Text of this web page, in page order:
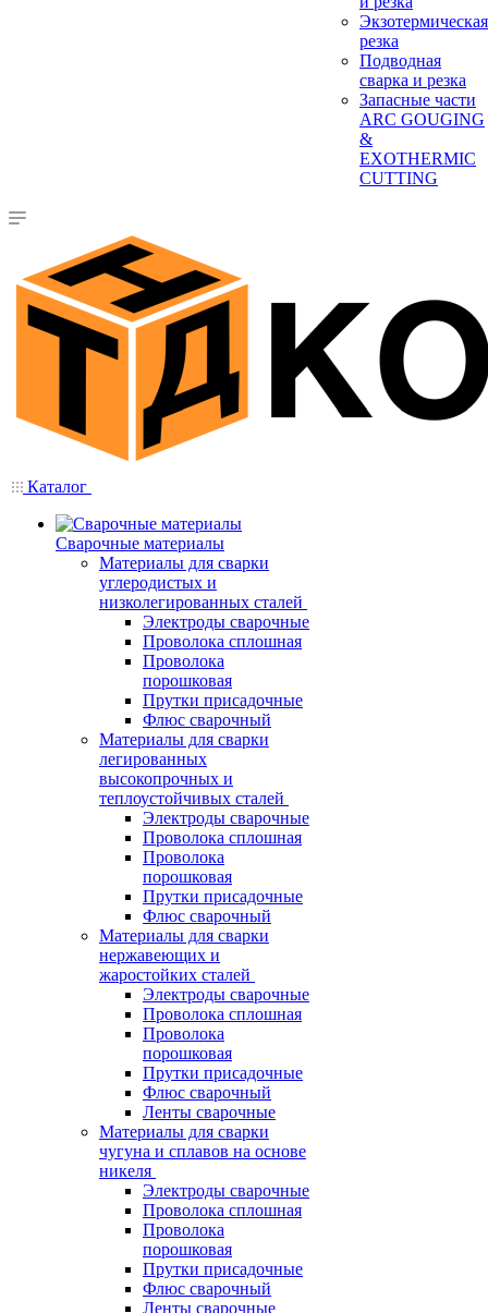
Экзотермическая
резка
Подводная
сварка и резка
Запасные части
ARC GOUGING
&
EXOTHERMIC
CUTTING
Каталог
Сварочные материалы
Материалы для сварки
углеродистых и
низколегированных сталей
Электроды сварочные
Проволока сплошная
Проволока
порошковая
Прутки присадочные
Флюс сварочный
Материалы для сварки
легированных
высокопрочных и
теплоустойчивых сталей
Электроды сварочные
Проволока сплошная
Проволока
порошковая
Прутки присадочные
Флюс сварочный
Материалы для сварки
нержавеющих и
жаростойких сталей
Электроды сварочные
Проволока сплошная
Проволока
порошковая
Прутки присадочные
Флюс сварочный
Ленты сварочные
Материалы для сварки
чугуна и сплавов на основе
никеля
Электроды сварочные
Проволока сплошная
Проволока
порошковая
Прутки присадочные
Флюс сварочный
Ленты сварочные